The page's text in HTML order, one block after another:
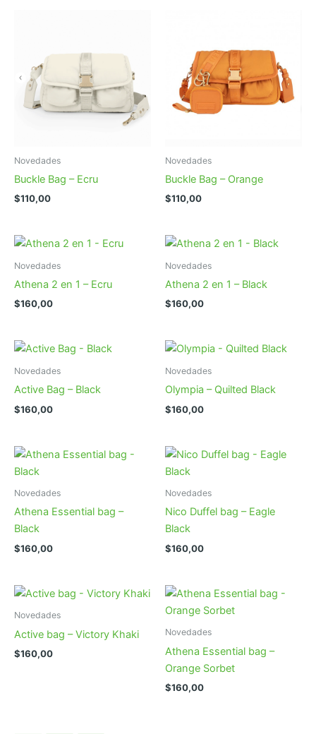
Novedades
Buckle Bag – Ecru
$110,00
Novedades
Buckle Bag – Orange
$110,00
Novedades
Athena 2 en 1 – Ecru
$160,00
Novedades
Athena 2 en 1 – Black
$160,00
Novedades
Active Bag – Black
$160,00
Novedades
Olympia – Quilted Black
$160,00
Novedades
Athena Essential bag –
Black
$160,00
Novedades
Nico Duffel bag – Eagle
Black
$160,00
Novedades
Active bag – Victory Khaki
$160,00
Novedades
Athena Essential bag –
Orange Sorbet
$160,00